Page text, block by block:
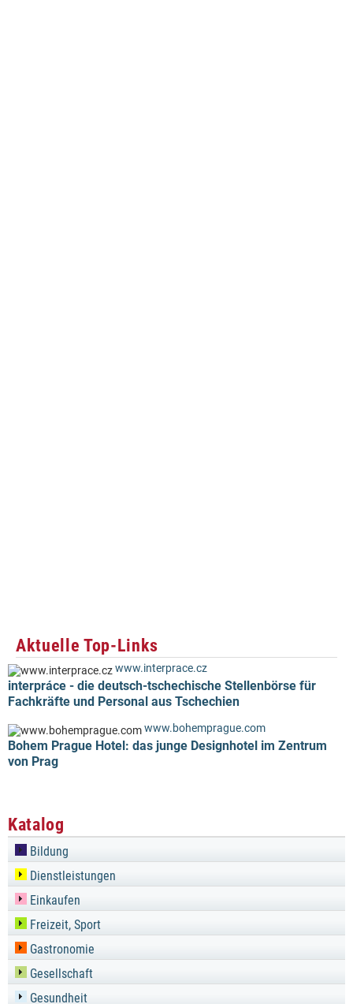
Aktuelle Top-Links
www.interprace.cz
interpráce - die deutsch-tschechische Stellenbörse für
Fachkräfte und Personal aus Tschechien
www.bohemprague.com
Bohem Prague Hotel: das junge Designhotel im Zentrum
von Prag
Katalog
Bildung
Dienstleistungen
Einkaufen
Freizeit, Sport
Gastronomie
Gesellschaft
Gesundheit